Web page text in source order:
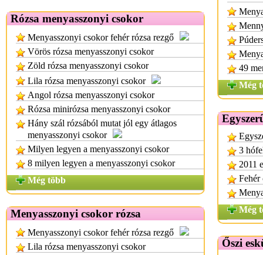
Rózsa menyasszonyi csokor
Menyasszonyi csokor fehér rózsa rezgő
Vörös rózsa menyasszonyi csokor
Zöld rózsa menyasszonyi csokor
Lila rózsa menyasszonyi csokor
Angol rózsa menyasszonyi csokor
Rózsa minirózsa menyasszonyi csokor
Hány szál rózsából mutat jól egy átlagos
menyasszonyi csokor
Milyen legyen a menyasszonyi csokor
8 milyen legyen a menyasszonyi csokor
Még több
Menyasszonyi csokor rózsa
Menyasszonyi csokor fehér rózsa rezgő
Lila rózsa menyasszonyi csokor
49
Még
3
2011
Fehér
Még
Őszi